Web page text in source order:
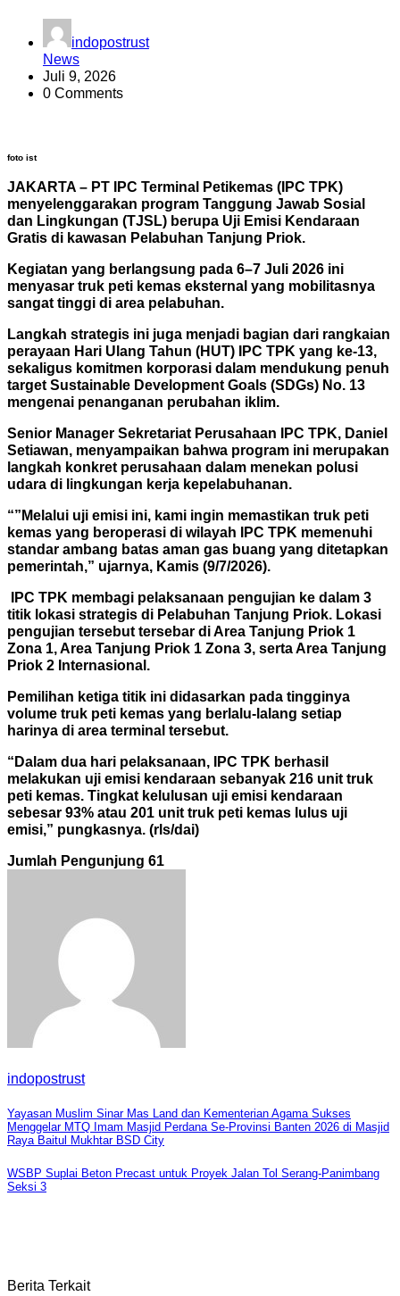
indopostrust
News
Juli 9, 2026
0 Comments
foto ist
JAKARTA – PT IPC Terminal Petikemas (IPC TPK)
menyelenggarakan program Tanggung Jawab Sosial
dan Lingkungan (TJSL) berupa Uji Emisi Kendaraan
Gratis di kawasan Pelabuhan Tanjung Priok.
Kegiatan yang berlangsung pada 6–7 Juli 2026 ini
menyasar truk peti kemas eksternal yang mobilitasnya
sangat tinggi di area pelabuhan.
Langkah strategis ini juga menjadi bagian dari rangkaian
perayaan Hari Ulang Tahun (HUT) IPC TPK yang ke-13,
sekaligus komitmen korporasi dalam mendukung penuh
target Sustainable Development Goals (SDGs) No. 13
mengenai penanganan perubahan iklim.
Senior Manager Sekretariat Perusahaan IPC TPK, Daniel
Setiawan, menyampaikan bahwa program ini merupakan
langkah konkret perusahaan dalam menekan polusi
udara di lingkungan kerja kepelabuhanan.
“”Melalui uji emisi ini, kami ingin memastikan truk peti
kemas yang beroperasi di wilayah IPC TPK memenuhi
standar ambang batas aman gas buang yang ditetapkan
pemerintah,” ujarnya, Kamis (9/7/2026).
IPC TPK membagi pelaksanaan pengujian ke dalam 3
titik lokasi strategis di Pelabuhan Tanjung Priok. Lokasi
pengujian tersebut tersebar di Area Tanjung Priok 1
Zona 1, Area Tanjung Priok 1 Zona 3, serta Area Tanjung
Priok 2 Internasional.
Pemilihan ketiga titik ini didasarkan pada tingginya
volume truk peti kemas yang berlalu-lalang setiap
harinya di area terminal tersebut.
“Dalam dua hari pelaksanaan, IPC TPK berhasil
melakukan uji emisi kendaraan sebanyak 216 unit truk
peti kemas. Tingkat kelulusan uji emisi kendaraan
sebesar 93% atau 201 unit truk peti kemas lulus uji
emisi,” pungkasnya. (rls/dai)
Jumlah Pengunjung 61
indopostrust
Navigasi
pos
Yayasan Muslim Sinar Mas Land dan Kementerian Agama Sukses
Menggelar MTQ Imam Masjid Perdana Se-Provinsi Banten 2026 di Masjid
Raya Baitul Mukhtar BSD City
WSBP Suplai Beton Precast untuk Proyek Jalan Tol Serang-Panimbang
Seksi 3
Berita Terkait